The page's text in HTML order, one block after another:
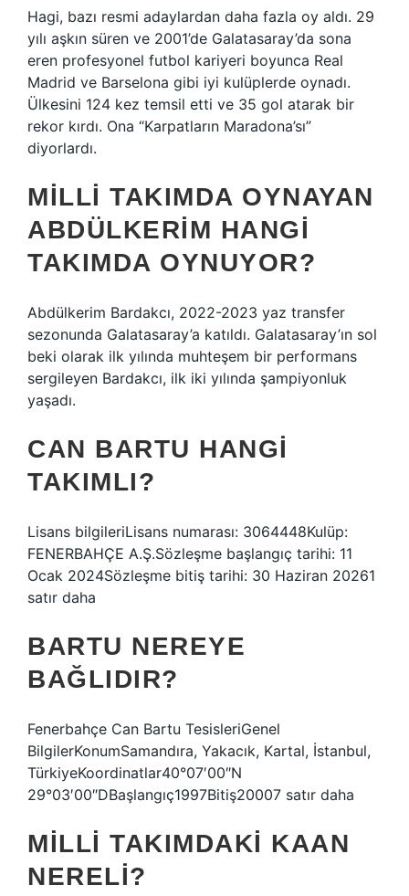
Hagi, bazı resmi adaylardan daha fazla oy aldı. 29
yılı aşkın süren ve 2001’de Galatasaray’da sona
eren profesyonel futbol kariyeri boyunca Real
Madrid ve Barselona gibi iyi kulüplerde oynadı.
Ülkesini 124 kez temsil etti ve 35 gol atarak bir
rekor kırdı. Ona “Karpatların Maradona’sı”
diyorlardı.
MILLI TAKIMDA OYNAYAN
ABDÜLKERIM HANGI
TAKIMDA OYNUYOR?
Abdülkerim Bardakcı, 2022-2023 yaz transfer
sezonunda Galatasaray’a katıldı. Galatasaray’ın sol
beki olarak ilk yılında muhteşem bir performans
sergileyen Bardakcı, ilk iki yılında şampiyonluk
yaşadı.
CAN BARTU HANGI
TAKIMLI?
Lisans bilgileriLisans numarası: 3064448Kulüp:
FENERBAHÇE A.Ş.Sözleşme başlangıç ​​tarihi: 11
Ocak 2024Sözleşme bitiş tarihi: 30 Haziran 20261
satır daha
BARTU NEREYE
BAĞLIDIR?
Fenerbahçe Can Bartu TesisleriGenel
BilgilerKonumSamandıra, Yakacık, Kartal, İstanbul,
TürkiyeKoordinatlar40°07′00″N
29°03′00″DBaşlangıç1997Bitiş20007 satır daha
MILLI TAKIMDAKI KAAN
NERELI?